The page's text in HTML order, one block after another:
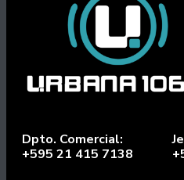
Dpto. Comercial:
+595 21 415 7138